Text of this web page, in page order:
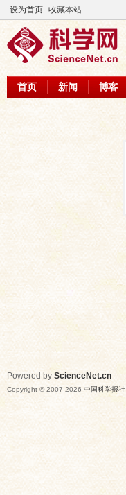
设为首页 收藏本站
首页 新闻 博客
Powered by ScienceNet.cn
Copyright © 2007-2026 中国科学报社